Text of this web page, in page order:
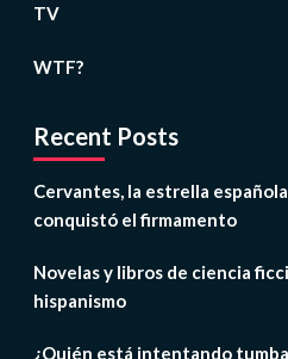
TV
WTF?
Recent Posts
Cervantes, la estrella
conquistó el firmamento
Novelas y libros de ciencia
hispanismo
¿Quién está intentando